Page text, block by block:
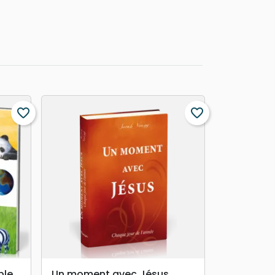
favorite_border
APERÇU RAPIDE
favorite_border